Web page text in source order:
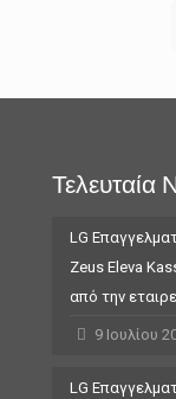
Τελευταία
LG
Zeus Eleva
από την
9 Ιουλίου
LG